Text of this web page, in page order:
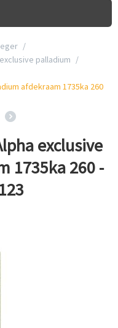
/
palladium /
afdekraam 1735ka 260
exclusive
1735ka 260 -